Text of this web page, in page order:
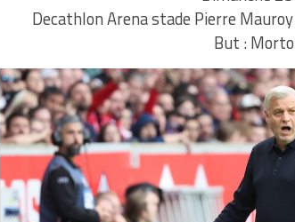
Decathlon Arena stade Pierre
But :